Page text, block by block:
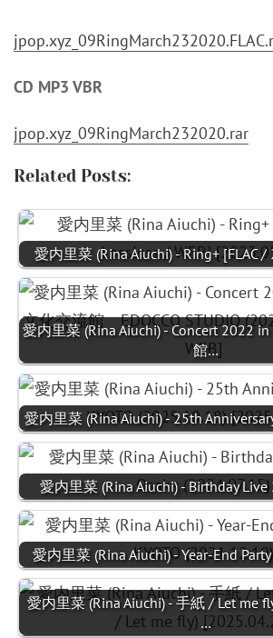
CD MP3 VBR
jpop.xyz_09RingMarch232020.rar
Related Posts:
愛内里菜 (Rina Aiuchi) - Ring+ [FLAC
愛内里菜 (Rina Aiuchi) - Concert 2022
館…
愛内里菜 (Rina Aiuchi) - 25th
愛内里菜 (Rina Aiuchi) - Birthday
愛内里菜 (Rina Aiuchi) - Year-End
愛内里菜 (Rina Aiuchi) - 手紙 / Let me
…